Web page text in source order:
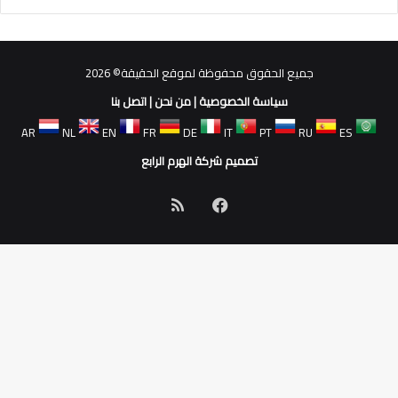
جميع الحقوق محفوظة لموقع الحقيقة© 2026
سياسة الخصوصية|من نحن|اتصل بنا
AR
NL EN FR DE IT PT RU
ES
تصميم شركة الهرم الرابع
فيسبوك
الموقع